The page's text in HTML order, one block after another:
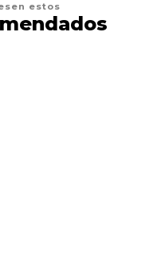
estos